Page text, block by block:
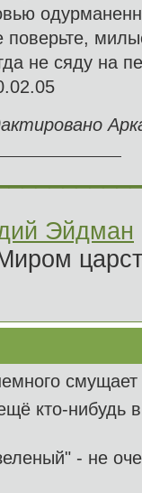
не сяду на
Эйдман
кто-нибудь
- не